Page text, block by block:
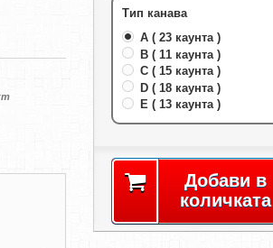
Тип канава
A ( 23 каунта )
B ( 11 каунта )
C ( 15 каунта )
D ( 18 каунта )
E ( 13 каунта )
Добави в
количката